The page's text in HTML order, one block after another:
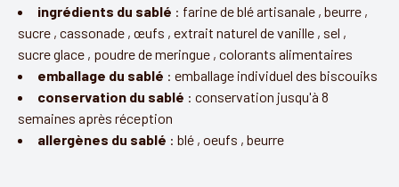
ingrédients du sablé : farine de blé artisanale , beurre ,
sucre , cassonade , œufs , extrait naturel de vanille , sel ,
sucre glace , poudre de meringue , colorants alimentaires
emballage du sablé : emballage individuel des biscouiks
conservation du sablé : conservation jusqu'à 8
semaines après réception
allergènes du sablé : blé , oeufs , beurre